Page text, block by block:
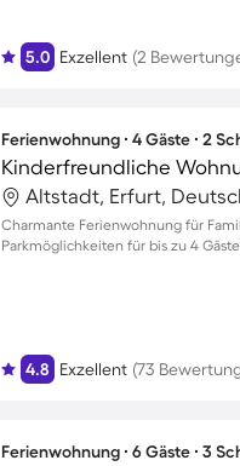
5.0 Exzellent (2
Ferienwohnung ∙ 4 Gäste ∙ 2
Kinderfreundliche
Altstadt, Erfurt,
Charmante Ferienwohnung für
Parkmöglichkeiten für bis zu 4 Gäste
4.8 Exzellent (73
Ferienwohnung ∙ 6 Gäste ∙ 3